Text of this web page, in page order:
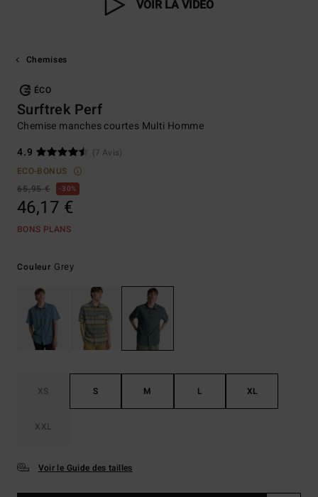
VOIR LA VIDÉO
Chemises
ÉCO
Surftrek Perf
Chemise manches courtes Multi Homme
4.9
(7 Avis)
ECO-BONUS
65,95 €
30%
46,17 €
BONS PLANS
Couleur Grey
XS S M L XL
XXL
Voir le Guide des tailles